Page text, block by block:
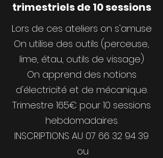
trimestriels de 10 sessions
Lors de ces ateliers on s'amuse
On utilise des outils (perceuse,
lime, étau, outils de vissage)
On apprend des notions
d'électricité et de mécanique.
Trimestre 165€ pour 10 sessions
hebdomadaires.
INSCRIPTIONS AU 07 66 32 94 39
ou